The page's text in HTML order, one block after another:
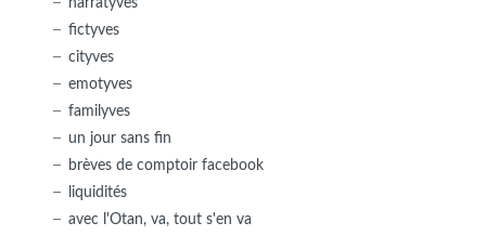
fictyves
cityves
emotyves
familyves
un jour sans fin
brèves de comptoir facebook
liquidités
avec l'Otan, va, tout s'en va